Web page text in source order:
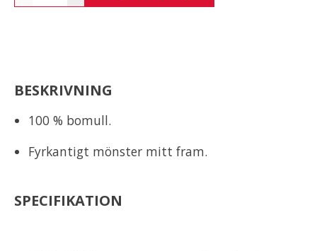
BESKRIVNING
100 % bomull.
Fyrkantigt mönster mitt fram.
SPECIFIKATION